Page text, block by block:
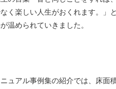
く楽しい人生がおくれます。」
温められていきました。
ュアル事例集の紹介では、床面